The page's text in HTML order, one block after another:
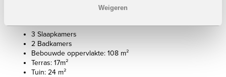
Weigeren
3 Slaapkamers
2 Badkamers
Bebouwde oppervlakte: 108 m²
Terras: 17m²
Tuin: 24 m²